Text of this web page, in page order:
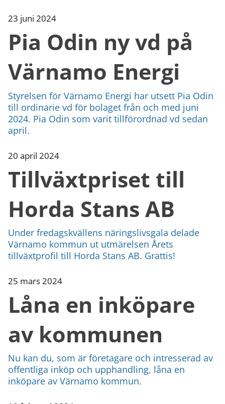
23 juni 2024
Pia Odin ny vd på
Värnamo Energi
Styrelsen för Värnamo Energi har utsett Pia Odin
till ordinarie vd för bolaget från och med juni
2024. Pia Odin som varit tillförordnad vd sedan
april.
20 april 2024
Tillväxtpriset till
Horda Stans AB
Under fredagskvällens näringslivsgala delade
Värnamo kommun ut utmärelsen Årets
tillväxtprofil till Horda Stans AB. Grattis!
25 mars 2024
Låna en inköpare
av kommunen
Nu kan du, som är företagare och intresserad av
offentliga inköp och upphandling, låna en
inköpare av Värnamo kommun.